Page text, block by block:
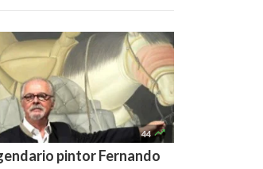
44 
pintor Fernando